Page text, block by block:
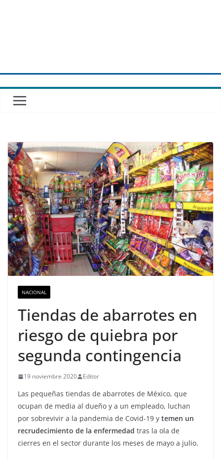
NACIONAL
Tiendas de abarrotes en
riesgo de quiebra por
segunda contingencia
19 noviembre 2020 Editor
Las pequeñas tiendas de abarrotes de México, que
ocupan de media al dueño y a un empleado, luchan
por sobrevivir a la pandemia de Covid-19 y temen un
recrudecimiento de la enfermedad tras la ola de
cierres en el sector durante los meses de mayo a julio.